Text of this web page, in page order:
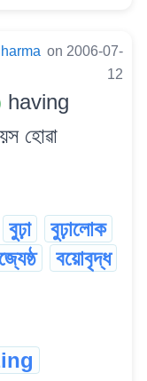
on 2006-07-
12
having
হোৱা
বুঢ়া
বুঢ়ালোক
বয়োবৃদ্ধ